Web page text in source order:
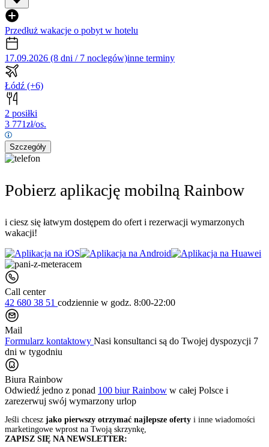
Przedłuż wakacje o pobyt w hotelu
17.09.2026 (8 dni / 7 noclegów)inne terminy
Łódź (+6)
2 posiłki
3 771zł/os.
Szczegóły
Pobierz aplikację mobilną Rainbow
i ciesz się łatwym dostępem do ofert i rezerwacji wymarzonych
wakacji!
Call center
42 680 38 51 codziennie w godz. 8:00-22:00
Mail
Formularz kontaktowy Nasi konsultanci są do Twojej dyspozycji 7
dni w tygodniu
Biura Rainbow
Odwiedź jedno z ponad 100 biur Rainbow w całej Polsce i
zarezerwuj swój wymarzony urlop
Jeśli chcesz jako pierwszy otrzymać najlepsze oferty i inne wiadomości
marketingowe wprost na Twoją skrzynkę,
ZAPISZ SIĘ NA NEWSLETTER: